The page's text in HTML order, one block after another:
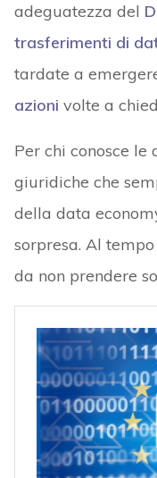
adeguatezza del
trasferimenti di
tardate a
azioni volte a
Per chi conosce
giuridiche che
della data
sorpresa. Al
da non prendere